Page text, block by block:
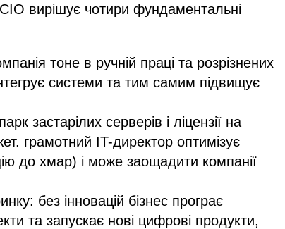
вирішує чотири фундаментальні
тоне в ручній праці та розрізнених
системи та тим самим підвищує
застарілих серверів і ліцензії на
грамотний IT-директор оптимізує
до хмар) і може заощадити компанії
без інновацій бізнес програє
та запускає нові цифрові продукти,